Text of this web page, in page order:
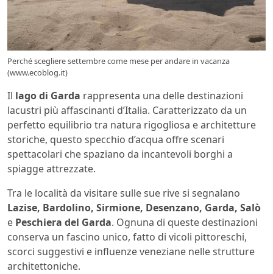
Perché scegliere settembre come mese per andare in vacanza
(www.ecoblog.it)
Il lago di Garda rappresenta una delle destinazioni
lacustri più affascinanti d’Italia. Caratterizzato da un
perfetto equilibrio tra natura rigogliosa e architetture
storiche, questo specchio d’acqua offre scenari
spettacolari che spaziano da incantevoli borghi a
spiagge attrezzate.
Tra le località da visitare sulle sue rive si segnalano
Lazise, Bardolino, Sirmione, Desenzano, Garda, Salò
e Peschiera del Garda. Ognuna di queste destinazioni
conserva un fascino unico, fatto di vicoli pittoreschi,
scorci suggestivi e influenze veneziane nelle strutture
architettoniche.